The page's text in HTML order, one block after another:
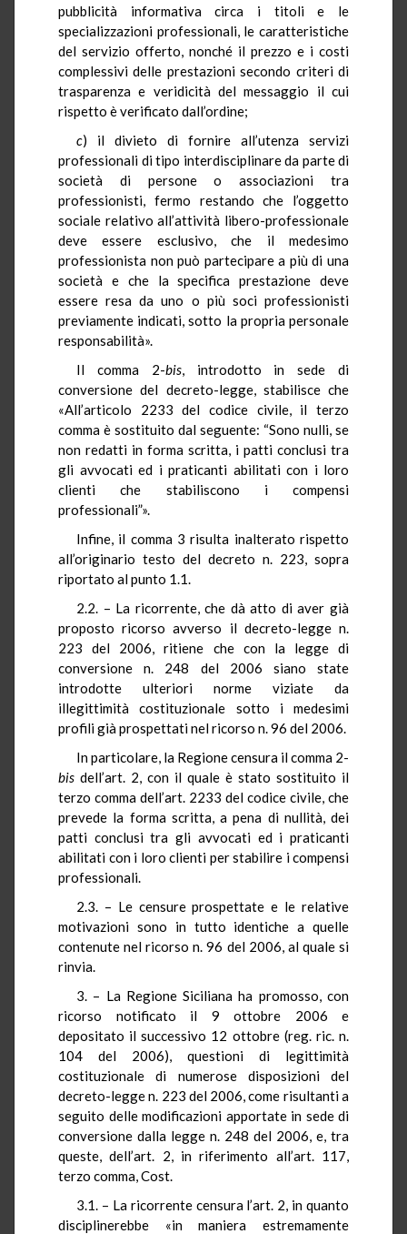
pubblicità informativa circa i titoli e le
specializzazioni professionali, le caratteristiche
del servizio offerto, nonché il prezzo e i costi
complessivi delle prestazioni secondo criteri di
trasparenza e veridicità del messaggio il cui
rispetto è verificato dall’ordine;
c) il divieto di fornire all’utenza servizi
professionali di tipo interdisciplinare da parte di
società di persone o associazioni tra
professionisti, fermo restando che l’oggetto
sociale relativo all’attività libero-professionale
deve essere esclusivo, che il medesimo
professionista non può partecipare a più di una
società e che la specifica prestazione deve
essere resa da uno o più soci professionisti
previamente indicati, sotto la propria personale
responsabilità».
Il comma 2-bis, introdotto in sede di
conversione del decreto-legge, stabilisce che
«All’articolo 2233 del codice civile, il terzo
comma è sostituito dal seguente: “Sono nulli, se
non redatti in forma scritta, i patti conclusi tra
gli avvocati ed i praticanti abilitati con i loro
clienti che stabiliscono i compensi
professionali”».
Infine, il comma 3 risulta inalterato rispetto
all’originario testo del decreto n. 223, sopra
riportato al punto 1.1.
2.2. – La ricorrente, che dà atto di aver già
proposto ricorso avverso il decreto-legge n.
223 del 2006, ritiene che con la legge di
conversione n. 248 del 2006 siano state
introdotte ulteriori norme viziate da
illegittimità costituzionale sotto i medesimi
profili già prospettati nel ricorso n. 96 del 2006.
In particolare, la Regione censura il comma 2-
bis dell’art. 2, con il quale è stato sostituito il
terzo comma dell’art. 2233 del codice civile, che
prevede la forma scritta, a pena di nullità, dei
patti conclusi tra gli avvocati ed i praticanti
abilitati con i loro clienti per stabilire i compensi
professionali.
2.3. – Le censure prospettate e le relative
motivazioni sono in tutto identiche a quelle
contenute nel ricorso n. 96 del 2006, al quale si
rinvia.
3. – La Regione Siciliana ha promosso, con
ricorso notificato il 9 ottobre 2006 e
depositato il successivo 12 ottobre (reg. ric. n.
104 del 2006), questioni di legittimità
costituzionale di numerose disposizioni del
decreto-legge n. 223 del 2006, come risultanti a
seguito delle modificazioni apportate in sede di
conversione dalla legge n. 248 del 2006, e, tra
queste, dell’art. 2, in riferimento all’art. 117,
terzo comma, Cost.
3.1. – La ricorrente censura l’art. 2, in quanto
disciplinerebbe «in maniera estremamente